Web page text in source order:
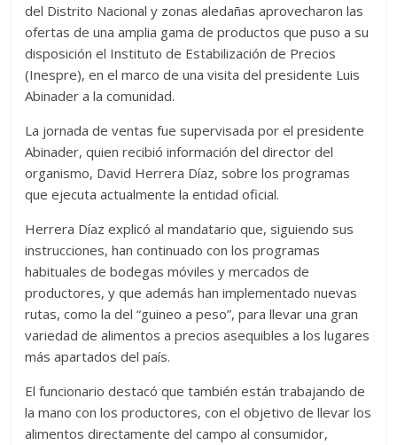
del Distrito Nacional y zonas aledañas aprovecharon las
ofertas de una amplia gama de productos que puso a su
disposición el Instituto de Estabilización de Precios
(Inespre), en el marco de una visita del presidente Luis
Abinader a la comunidad.
La jornada de ventas fue supervisada por el presidente
Abinader, quien recibió información del director del
organismo, David Herrera Díaz, sobre los programas
que ejecuta actualmente la entidad oficial.
Herrera Díaz explicó al mandatario que, siguiendo sus
instrucciones, han continuado con los programas
habituales de bodegas móviles y mercados de
productores, y que además han implementado nuevas
rutas, como la del “guineo a peso”, para llevar una gran
variedad de alimentos a precios asequibles a los lugares
más apartados del país.
El funcionario destacó que también están trabajando de
la mano con los productores, con el objetivo de llevar los
alimentos directamente del campo al consumidor,